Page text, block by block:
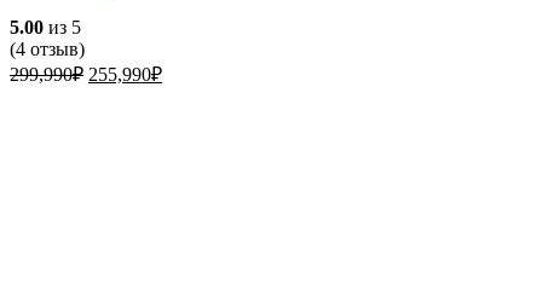
5.00 из 5
(4 отзыв)
299,990₽ Первоначальная
255,990₽Текущая